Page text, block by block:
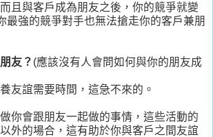
且與客戶成為朋友之後，你的競爭就變
最強的競爭對手也無法搶走你的客戶兼朋
友？ (應該沒有人會問如何與你的朋友成
友誼需要時間，這急不來的。
你會跟朋友一起做的事情，這些活動的
外的場合，這有助於你與客戶之間友誼